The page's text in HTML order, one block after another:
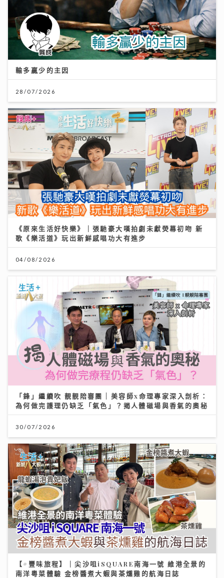
輸多贏少的主因
28/07/2026
《原來生活好快樂》｜張馳豪大嘆拍劇未獻熒幕初吻 新
歌《樂活道》玩出新鮮感唱功大有進步
04/08/2026
「鋒」繼續吹 靚靚陪審團 | 美容師x命理專家深入剖析：
為何做完護理仍缺乏「氣色」？揭人體磁場與香氣的奧秘
30/07/2026
【#豐味旅程】｜尖沙咀iSQUARE南海一號 維港全景的
南洋粵菜體驗 金榜醬煮大蝦與茶燻雞的航海日誌